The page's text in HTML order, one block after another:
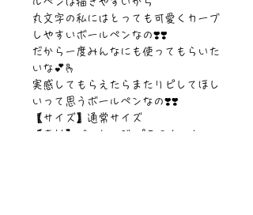
丸文字の私にはとっても可愛くカーブ
しやすいボールペンなの❣️❣️
だから一度みんなにも使ってもらいた
いな💕🫰
実感してもらえたらまたリピしてほし
いって思うボールペンなの❣️❣️
【サイズ】通常サイズ
【素材】パッケージ:プラスチック